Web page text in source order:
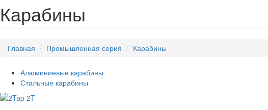
Карабины
Главная Промышленная серия Карабины
Алюминиевые карабины
Стальные карабины